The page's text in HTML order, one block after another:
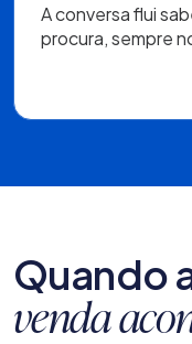
A conversa flui
procura, sempre
Quando
venda